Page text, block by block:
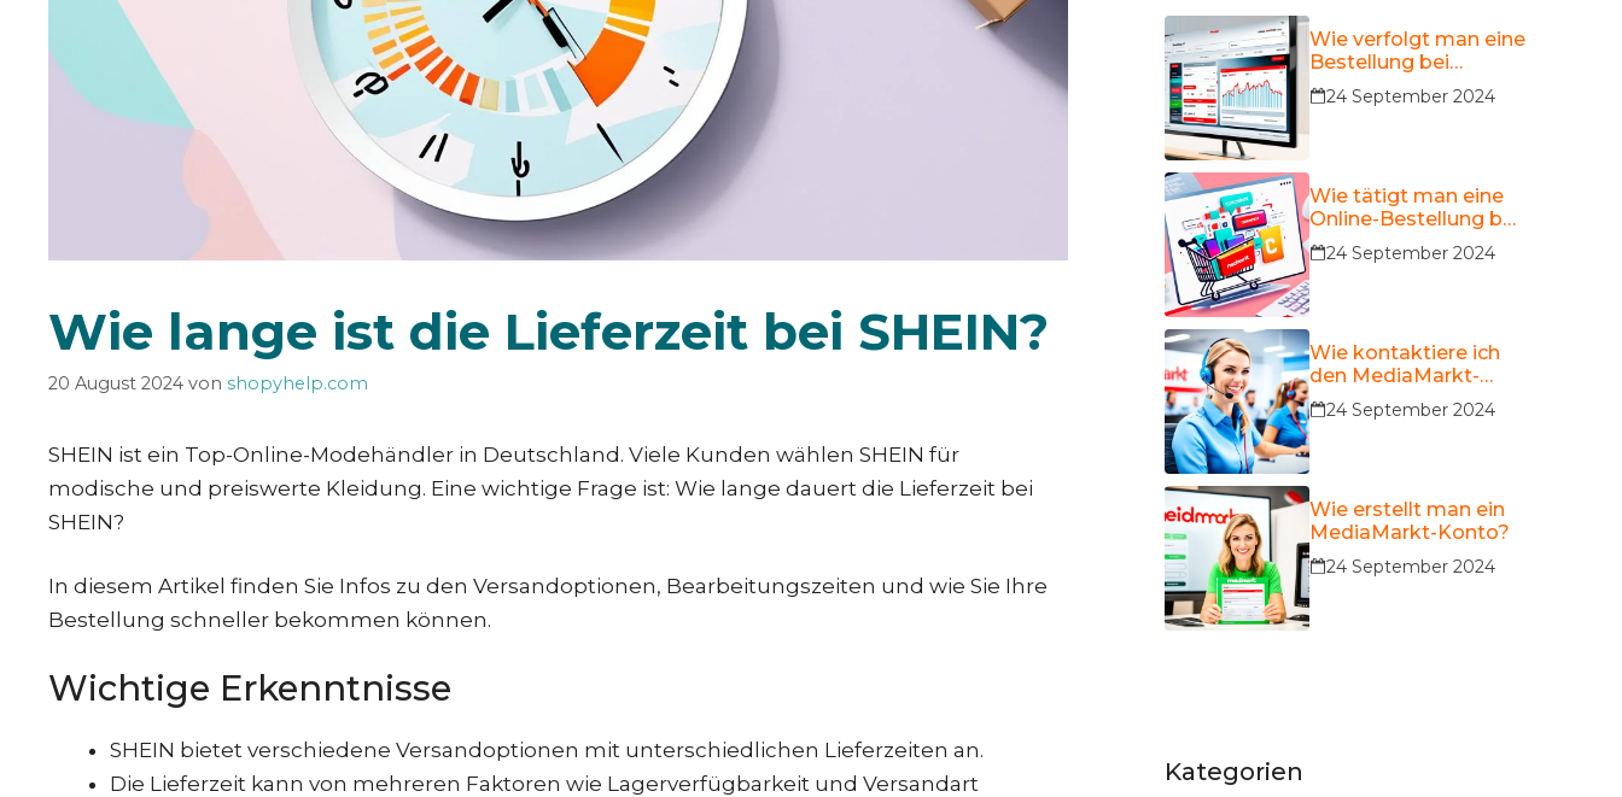
Wie lange ist die Lieferzeit bei SHEIN?
20 August 2024 von shopyhelp.com
SHEIN ist ein Top-Online-Modehändler in Deutschland. Viele Kunden wählen SHEIN für
modische und preiswerte Kleidung. Eine wichtige Frage ist: Wie lange dauert die Lieferzeit bei
SHEIN?
In diesem Artikel finden Sie Infos zu den Versandoptionen, Bearbeitungszeiten und wie Sie Ihre
Bestellung schneller bekommen können.
Wichtige Erkenntnisse
SHEIN bietet verschiedene Versandoptionen mit unterschiedlichen Lieferzeiten an.
Die Lieferzeit kann von mehreren Faktoren wie Lagerverfügbarkeit und Versandart
Wie verfolgt man eine
Bestellung bei
MediaMarkt?
24 September 2024
Wie tätigt man eine
Online-Bestellung bei
MediaMarkt?
24 September 2024
Wie kontaktiere ich
den MediaMarkt-
Kundendienst?
24 September 2024
Wie erstellt man ein
MediaMarkt-Konto?
24 September 2024
Kategorien